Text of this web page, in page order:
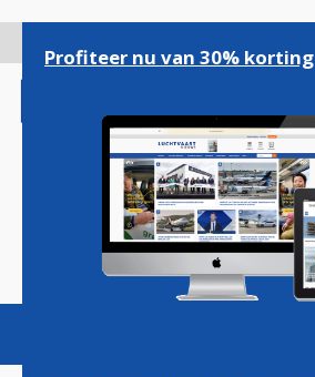
gaan
Magazine Podcasts
Profiteer nu van 30% korting